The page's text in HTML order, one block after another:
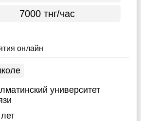
7000 тнг/час
онлайн
университет